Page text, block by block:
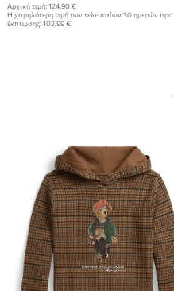
Αρχική τιμή: 124,90 €
Η χαμηλότερη τιμή των τελευταίων 30 ημερών προ
έκπτωσης: 102,99 €